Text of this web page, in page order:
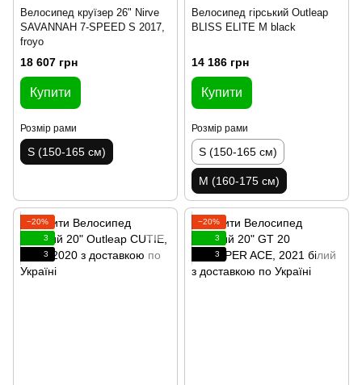
Велосипед круїзер 26" Nirve
SAVANNAH 7-SPEED S 2017,
froyo
18 607 грн
Купити
Розмір рами
S (150-165 см)
Велосипед гірський Outleap
BLISS ELITE M black
14 186 грн
Купити
Розмір рами
S (150-165 см)
M (160-175 см)
−20%
3
3
−20%
3
3